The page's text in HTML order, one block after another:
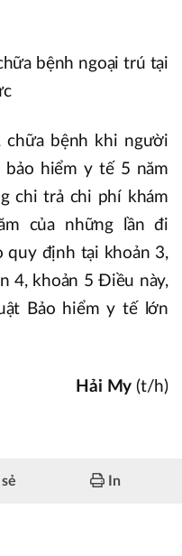
bệnh ngoại trú tại
chữa bệnh khi người
bảo hiểm y tế 5 năm
chi trả chi phí khám
của những lần đi
quy định tại khoản 3,
4, khoản 5 Điều này,
Bảo hiểm y tế lớn
Hải My (t/h)
In